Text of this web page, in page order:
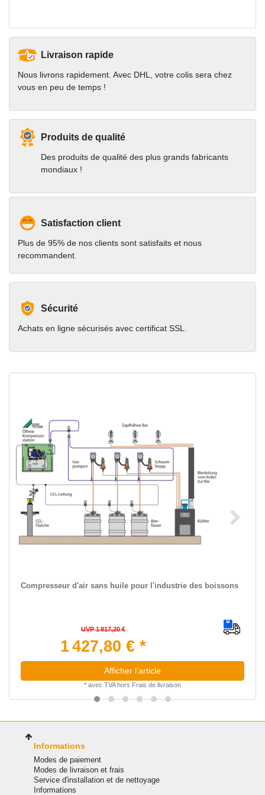
Livraison rapide
Nous livrons rapidement. Avec DHL, votre colis sera chez
vous en peu de temps !
Produits de qualité
Des produits de qualité des plus grands fabricants
mondiaux !
Satisfaction client
Plus de 95% de nos clients sont satisfaits et nous
recommandent.
Sécurité
Achats en ligne sécurisés avec certificat SSL.
Compresseur d'air sans huile pour l'industrie des boissons
UVP 1 817,20 €
1 427,80 € *
Afficher l’article
* avec TVAhors Frais de livraison
Informations
Modes de paiement
Modes de livraison et frais
Service d'installation et de nettoyage
Informations